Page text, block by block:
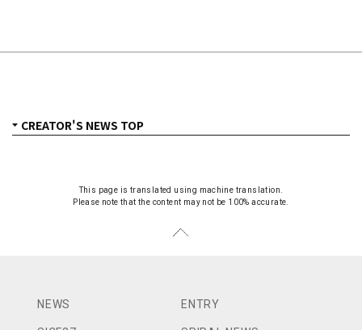
This page is translated using machine translation.
Please note that the content may not be 100% accurate.
NEWS ENTRY